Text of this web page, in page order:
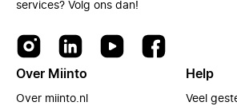
services? Volg ons dan!
Over Miinto
Over miinto.nl
Help
Veel